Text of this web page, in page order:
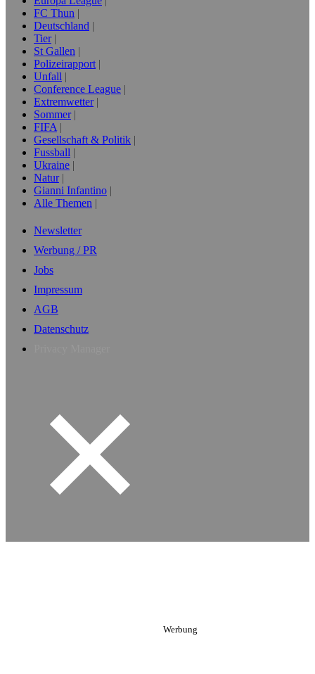
FC Thun
Deutschland
Tier
St Gallen
Polizeirapport
Unfall
Conference League
Extremwetter
Sommer
FIFA
Gesellschaft & Politik
Fussball
Ukraine
Natur
Gianni Infantino
Alle Themen
Newsletter
Werbung / PR
Jobs
Impressum
AGB
Datenschutz